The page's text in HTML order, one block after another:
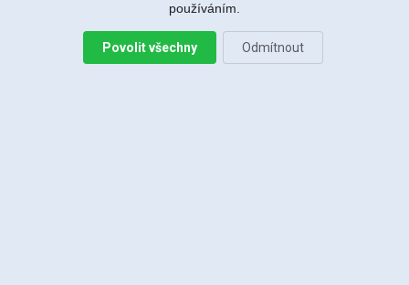
Jiří Sadílek, Liberec 2026-08-03 20:08:43
používáním.
Povolit všechny Odmítnout